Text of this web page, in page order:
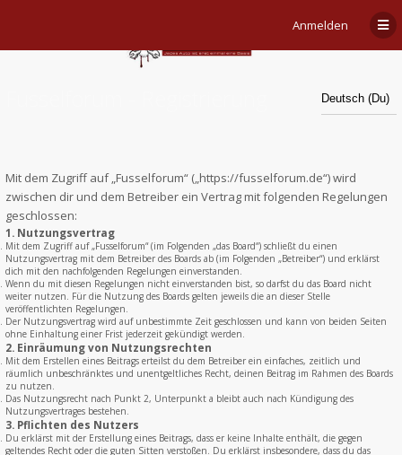
Anmelden
Mit dem Zugriff auf „Fusselforum“ („https://fusselforum.de“) wird
zwischen dir und dem Betreiber ein Vertrag mit folgenden Regelungen
geschlossen:
1. Nutzungsvertrag
Mit dem Zugriff auf „Fusselforum“ (im Folgenden „das Board“) schließt du einen
Nutzungsvertrag mit dem Betreiber des Boards ab (im Folgenden „Betreiber“) und erklärst
dich mit den nachfolgenden Regelungen einverstanden.
Wenn du mit diesen Regelungen nicht einverstanden bist, so darfst du das Board nicht
weiter nutzen. Für die Nutzung des Boards gelten jeweils die an dieser Stelle
veröffentlichten Regelungen.
Der Nutzungsvertrag wird auf unbestimmte Zeit geschlossen und kann von beiden Seiten
ohne Einhaltung einer Frist jederzeit gekündigt werden.
2. Einräumung von Nutzungsrechten
Mit dem Erstellen eines Beitrags erteilst du dem Betreiber ein einfaches, zeitlich und
räumlich unbeschränktes und unentgeltliches Recht, deinen Beitrag im Rahmen des Boards
zu nutzen.
Das Nutzungsrecht nach Punkt 2, Unterpunkt a bleibt auch nach Kündigung des
Nutzungsvertrages bestehen.
3. Pflichten des Nutzers
Du erklärst mit der Erstellung eines Beitrags, dass er keine Inhalte enthält, die gegen
geltendes Recht oder die guten Sitten verstoßen. Du erklärst insbesondere, dass du das